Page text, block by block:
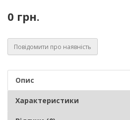
0 грн.
Повідомити про наявність
Опис
Характеристики